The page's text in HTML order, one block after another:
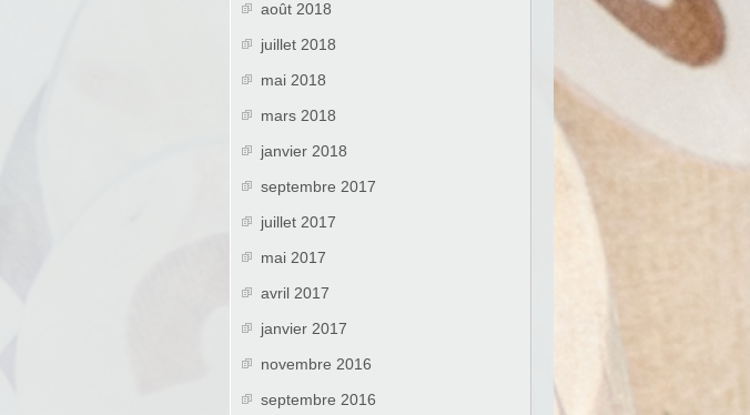
août 2018
juillet 2018
mai 2018
mars 2018
janvier 2018
septembre 2017
juillet 2017
mai 2017
avril 2017
janvier 2017
novembre 2016
septembre 2016